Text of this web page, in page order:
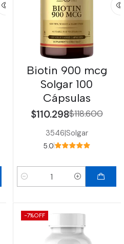
Biotin 900 mcg
Solgar 100
Cápsulas
$110.298$118.600
3546|Solgar
5.0
Cantidad
-7%OFF